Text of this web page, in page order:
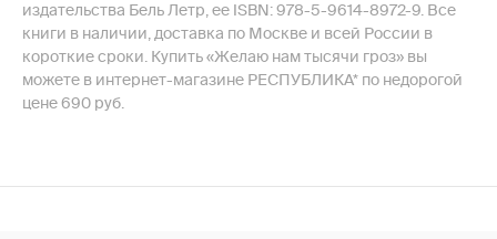
издательства Бель Летр, ее ISBN: 978-5-9614-8972-9. Все
книги в наличии, доставка по Москве и всей России в
короткие сроки. Купить «Желаю нам тысячи гроз» вы
можете в интернет-магазине РЕСПУБЛИКА* по недорогой
цене 690 руб.